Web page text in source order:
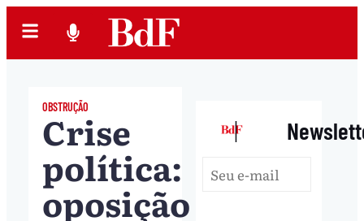
OBSTRUÇÃO
Crise
política:
oposição
|